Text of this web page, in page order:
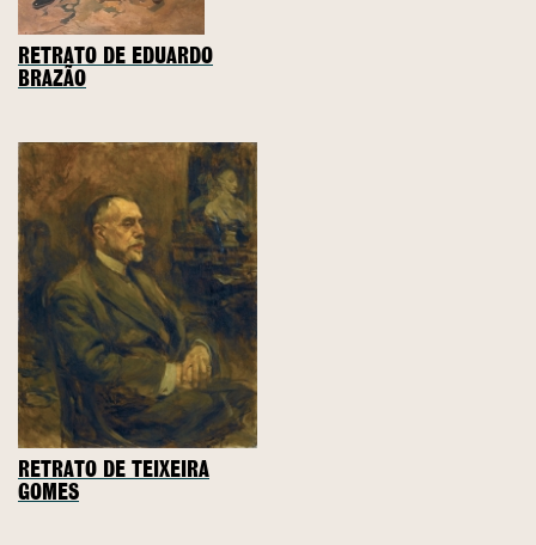
RETRATO DE EDUARDO
BRAZÃO
RETRATO DE TEIXEIRA
GOMES